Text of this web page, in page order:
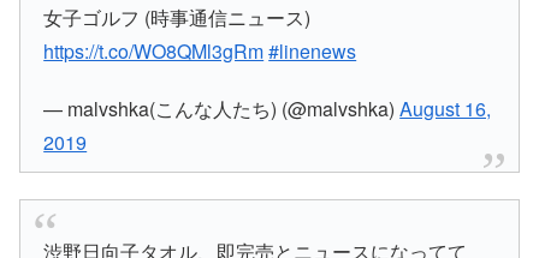
女子ゴルフ (時事通信ニュース)
https://t.co/WO8QMl3gRm#linenews
— malvshka(こんな人たち) (@malvshka)August 16,
2019
渋野日向子タオル、即完売とニュースになってて